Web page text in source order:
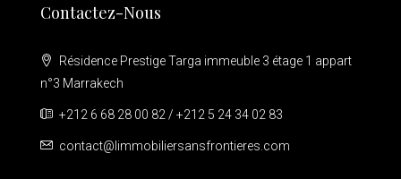
Contactez-Nous
Résidence Prestige Targa immeuble 3 étage 1 appart
n°3 Marrakech
+212 6 68 28 00 82 / +212 5 24 34 02 83
contact@limmobiliersansfrontieres.com